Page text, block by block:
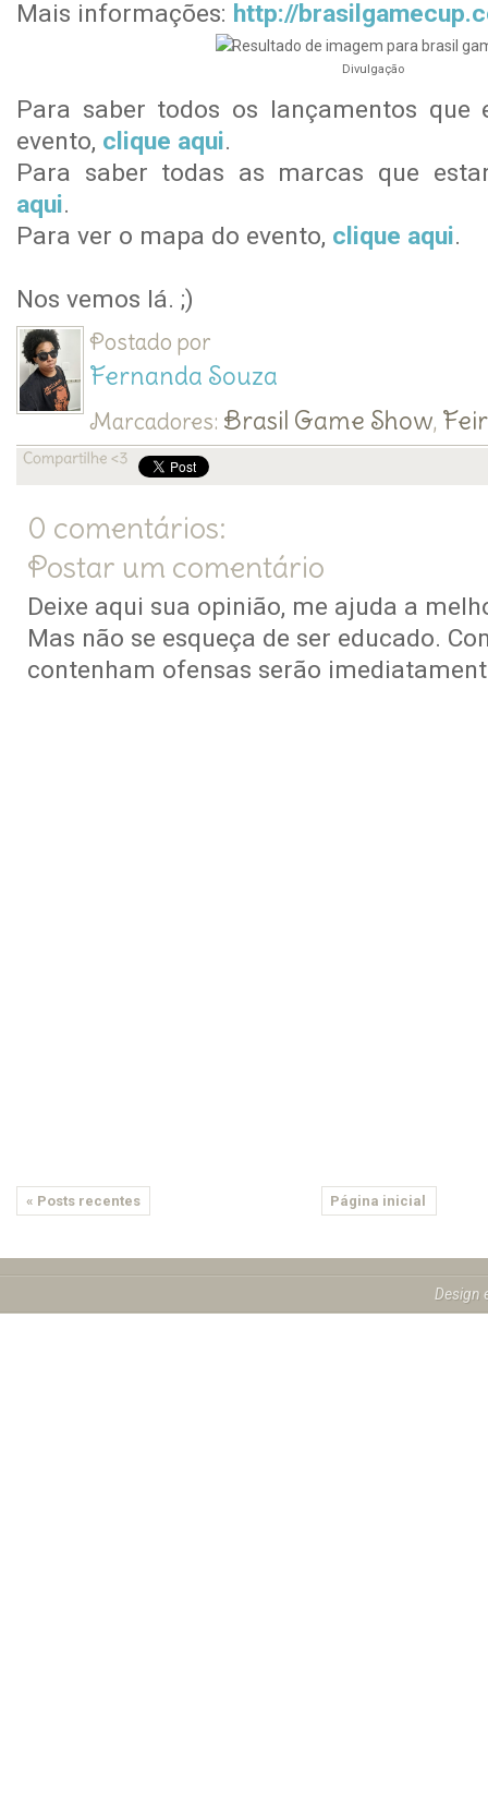
Mais informações: http://
Divulgação
Para saber todos os lançamentos que
evento, clique aqui.
Para saber todas as marcas que
aqui.
Para ver o mapa do evento, clique aqui.
Nos vemos lá. ;)
Postado por
Fernanda Souza
Marcadores: Brasil Game Show,
0 comentários:
Postar um comentário
Deixe aqui sua opinião, me ajuda a
Mas não se esqueça de ser educado.
contenham ofensas serão
« Posts recentes Página inicial
Design